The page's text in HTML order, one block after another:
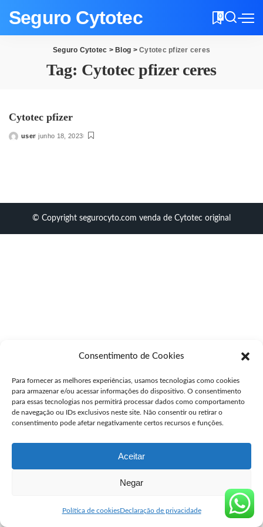
Consentimento de Cookies
Para fornecer as melhores experiências, usamos tecnologias como cookies
para armazenar e/ou acessar informações do dispositivo. O consentimento
para essas tecnologias nos permitirá processar dados como comportamento
de navegação ou IDs exclusivos neste site. Não consentir ou retirar o
consentimento pode afetar negativamente certos recursos e funções.
Aceitar
Negar
Política de cookiesDeclaração de privacidade
Seguro Cytotec 0
Seguro Cytotec > Blog >Cytotec pfizer ceres
Tag: Cytotec pfizer ceres
Cytotec pfizer
Posted
user junho 18, 2023
© Copyright segurocyto.com venda de Cytotec original